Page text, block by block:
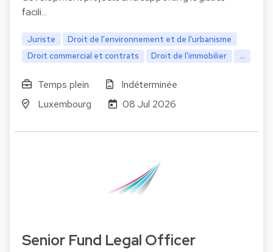
facili…
Juriste
Droit de l'environnement et de l'urbanisme
Droit commercial et contrats
Droit de l'immobilier ...
Temps plein
Indéterminée
Luxembourg
08 Jul 2026
Senior Fund Legal Officer